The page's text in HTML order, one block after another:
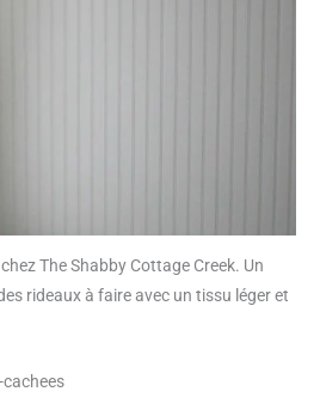
The Shabby Cottage Creek. Un
rideaux à faire avec un tissu léger et